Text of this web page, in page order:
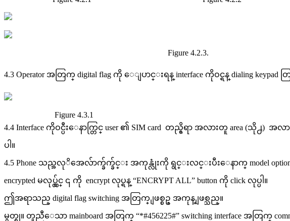
Figure 4.2.3.
4.3 Operator အတြက္ digital flag ကို ေျပာင္းရန္ interface ကိုဝင္ရန္ dialing keypad တ
Figure 4.3.1
4.4 Interface ကိုဝင္ပီးေနာက္တြင္ user ၏ SIM card တည္ရွိရာ အလားတူ area (သို႕) အ
ပါ။
4.5 Phone သည္အလုိအေလ်ာက္ခ်က္ခ်င္း အကုန္လုံးကို ရွင္းလင္းပီးေနာက္ model
encrypted မလုပ္လွ်င္ ၎ ကို encrypt လုပ္ရန္ “ENCRYPT ALL” button ကို click လုပ္ပါ။
ဤအရာသည္ digital flag switching အတြက္ ျဖစ္စဥ္ အကုန္ ျဖစ္သည္။
မွတ္စု။ တူညီေသာ mainboard အတြက္ “*#456225#” switching interface အတ